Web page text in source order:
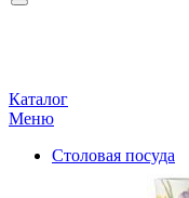
Каталог
Меню
Столовая посуда